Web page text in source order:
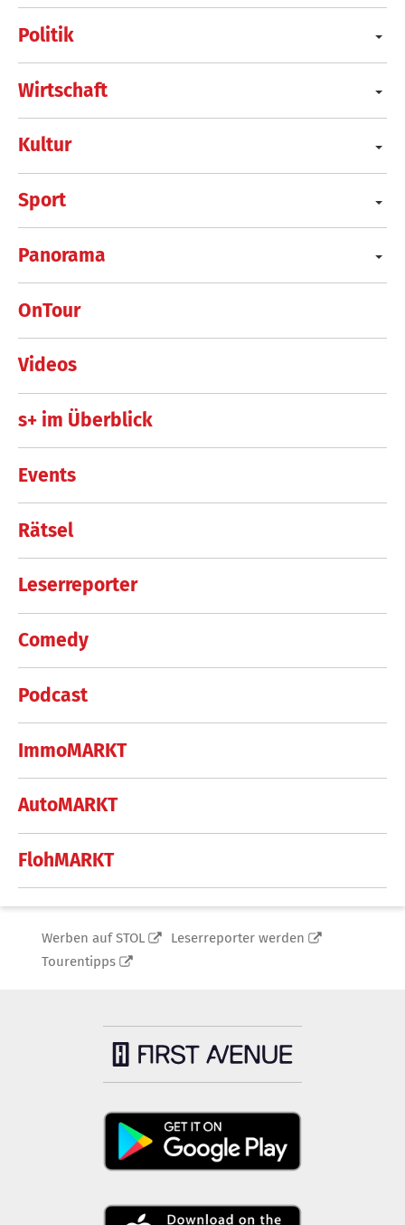
Politik
Wirtschaft
Kultur
Sport
Panorama
OnTour
Videos
s+ im Überblick
Events
Rätsel
Leserreporter
Comedy
Podcast
ImmoMARKT
AutoMARKT
FlohMARKT
Werben auf STOL
Leserreporter werden
Tourentipps